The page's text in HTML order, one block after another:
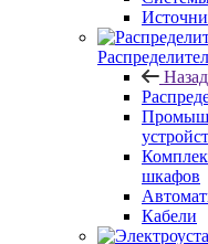
Назад
шкафов
Кабели